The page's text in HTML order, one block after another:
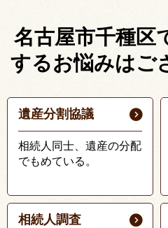
名古屋市千種区
するお悩みはご
遺産分割協議
相続人同士、遺産の分配
でもめている。
相続人調査